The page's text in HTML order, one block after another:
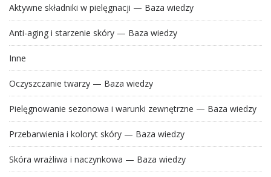
Aktywne składniki w pielęgnacji — Baza wiedzy
Anti-aging i starzenie skóry — Baza wiedzy
Inne
Oczyszczanie twarzy — Baza wiedzy
Pielęgnowanie sezonowa i warunki zewnętrzne — Baza wiedzy
Przebarwienia i koloryt skóry — Baza wiedzy
Skóra wrażliwa i naczynkowa — Baza wiedzy